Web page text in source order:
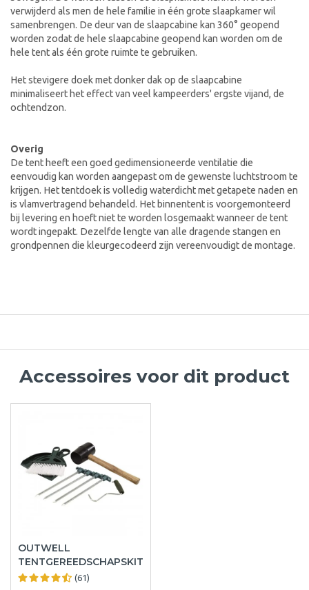
verwijderd als men de hele familie in één grote slaapkamer wil
samenbrengen. De deur van de slaapcabine kan 360° geopend
worden zodat de hele slaapcabine geopend kan worden om de
hele tent als één grote ruimte te gebruiken.
Het stevigere doek met donker dak op de slaapcabine
minimaliseert het effect van veel kampeerders' ergste vijand, de
ochtendzon.
Overig
De tent heeft een goed gedimensioneerde ventilatie die
eenvoudig kan worden aangepast om de gewenste luchtstroom te
krijgen. Het tentdoek is volledig waterdicht met getapete naden en
is vlamvertragend behandeld. Het binnentent is voorgemonteerd
bij levering en hoeft niet te worden losgemaakt wanneer de tent
wordt ingepakt. Dezelfde lengte van alle dragende stangen en
grondpennen die kleurgecodeerd zijn vereenvoudigt de montage.
Accessoires voor dit product
OUTWELL
TENTGEREEDSCHAPSKIT
(61)